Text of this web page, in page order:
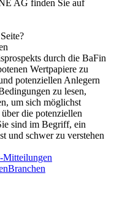
AG finden Sie auf
durch die BaFin
Wertpapiere zu
potenziellen Anlegern
zu lesen,
um sich möglichst
die potenziellen
sind im Begriff, ein
und schwer zu verstehen
Mitteilungen
Branchen